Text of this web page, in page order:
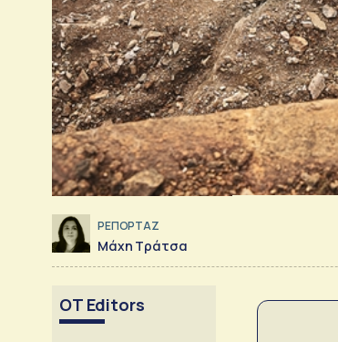
ΡΕΠΟΡΤΑΖ
Μάχη Τράτσα
OT Editors